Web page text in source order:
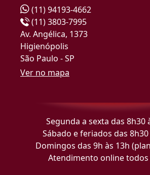
(11) 94193-4662
(11) 3803-7995
Av. Angélica, 1373
Higienópolis
São Paulo - SP
Ver no mapa
Segunda a sexta das 8h30
Sábado e feriados das
Domingos das 9h às 13h
Atendimento online todos